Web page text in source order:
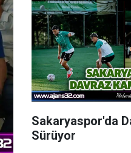
Sakaryaspor'da
Sürüyor